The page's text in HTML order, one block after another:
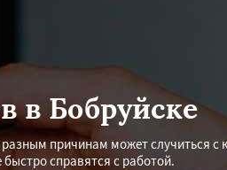
в Бобруйске
причинам может случиться
справятся с работой.